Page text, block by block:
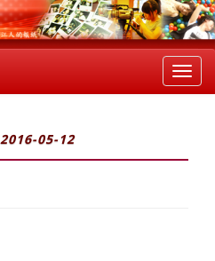
2016-05-12